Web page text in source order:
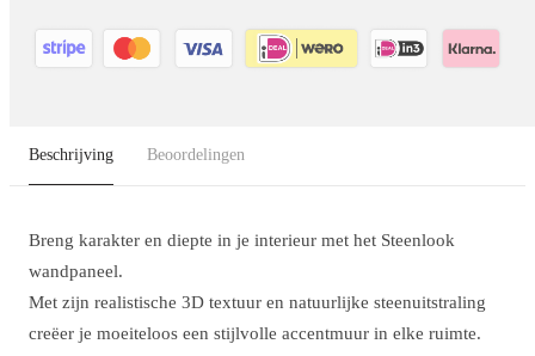
Beschrijving Beoordelingen
Breng karakter en diepte in je interieur met het Steenlook
wandpaneel.
Met zijn realistische 3D textuur en natuurlijke steenuitstraling
creëer je moeiteloos een stijlvolle accentmuur in elke ruimte.